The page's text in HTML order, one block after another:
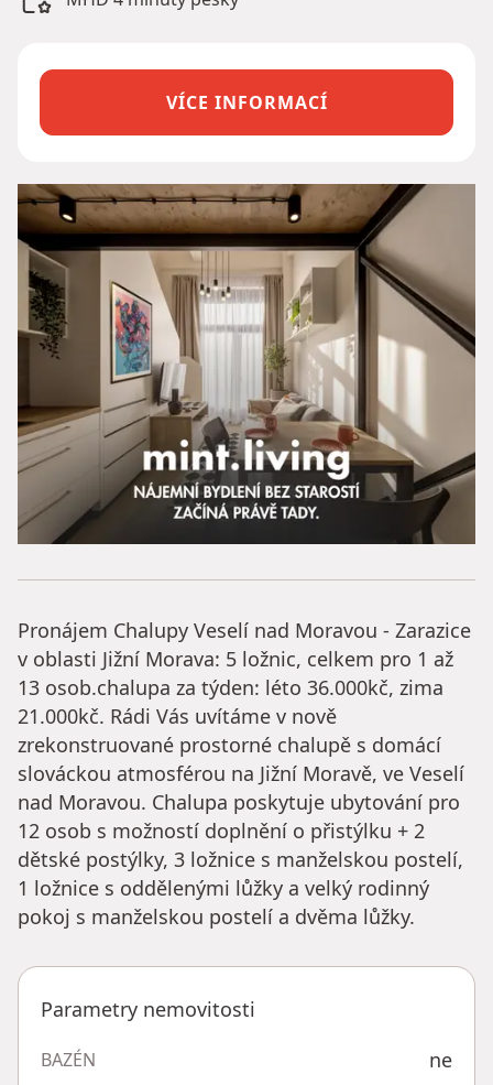
VÍCE INFORMACÍ
Pronájem Chalupy Veselí nad Moravou - Zarazice
v oblasti Jižní Morava: 5 ložnic, celkem pro 1 až
13 osob.chalupa za týden: léto 36.000kč, zima
21.000kč. Rádi Vás uvítáme v nově
zrekonstruované prostorné chalupě s domácí
slováckou atmosférou na Jižní Moravě, ve Veselí
nad Moravou. Chalupa poskytuje ubytování pro
12 osob s možností doplnění o přistýlku + 2
dětské postýlky, 3 ložnice s manželskou postelí,
1 ložnice s oddělenými lůžky a velký rodinný
pokoj s manželskou postelí a dvěma lůžky.
Parametry nemovitosti
BAZÉN ne